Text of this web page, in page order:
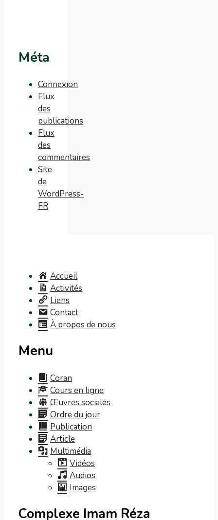
Méta
Connexion
Flux
des
publications
Flux
des
commentaires
Site
de
WordPress-
FR
Accueil
Activités
Liens
Contact
À propos de nous
Menu
Coran
Cours en ligne
Œuvres sociales
Ordre du jour
Publication
Article
Multimédia
Vidéos
Audios
Images
Complexe Imam Réza